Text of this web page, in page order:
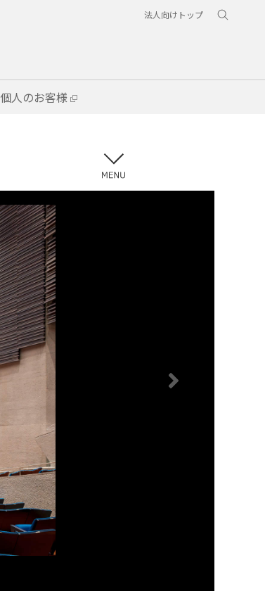
法人向けトップ
個人のお客様